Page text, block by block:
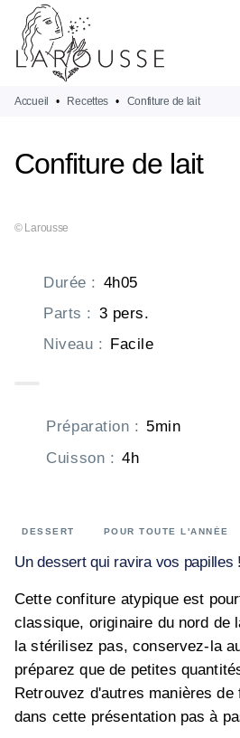
MENU
PIED DE PAGE
Accueil • Recettes • Confiture de lait
Confiture de lait
© Larousse
Durée : 4h05
Parts : 3 pers.
Niveau : Facile
Préparation : 5min
Cuisson : 4h
DESSERT POUR TOUTE L'ANNÉE
Un dessert qui ravira vos papilles !
Cette confiture atypique est
classique, originaire du nord de
la stérilisez pas, conservez-la
préparez que de petites
Retrouvez d'autres manières
dans cette présentation pas à